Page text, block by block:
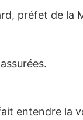
préfet de la
entendre la